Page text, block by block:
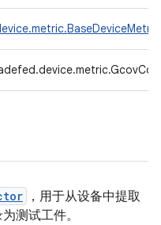
，用于从设备中提取
测试工件。